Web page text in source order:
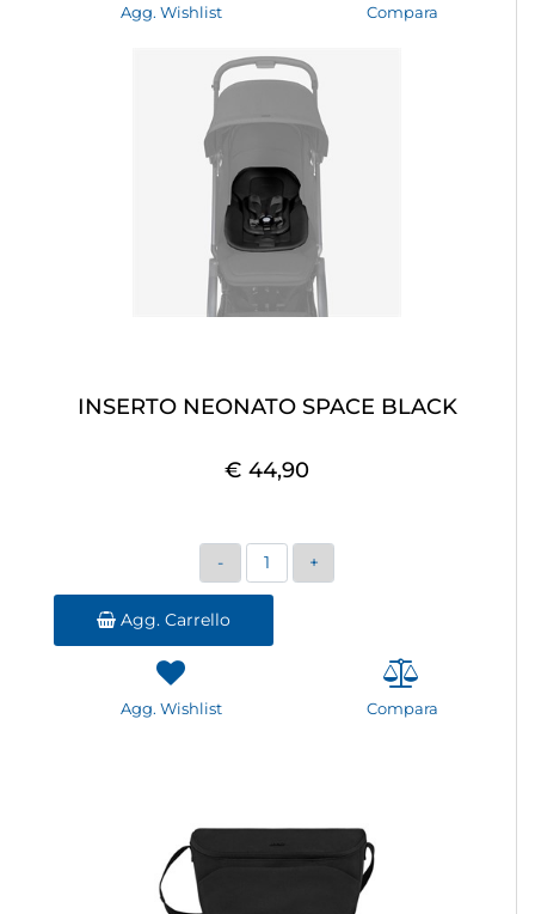
Agg. Wishlist Compara
INSERTO NEONATO SPACE BLACK
€ 44,90
Quantità
Agg. Carrello
Agg. Wishlist Compara